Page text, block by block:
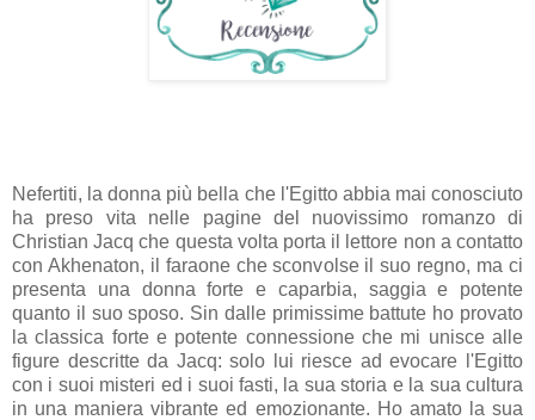
Nefertiti, la donna più bella che l'Egitto abbia mai conosciuto
ha preso vita nelle pagine del nuovissimo romanzo di
Christian Jacq che questa volta porta il lettore non a contatto
con Akhenaton, il faraone che sconvolse il suo regno, ma ci
presenta una donna forte e caparbia, saggia e potente
quanto il suo sposo. Sin dalle primissime battute ho provato
la classica forte e potente connessione che mi unisce alle
figure descritte da Jacq: solo lui riesce ad evocare l'Egitto
con i suoi misteri ed i suoi fasti, la sua storia e la sua cultura
in una maniera vibrante ed emozionante. Ho amato la sua